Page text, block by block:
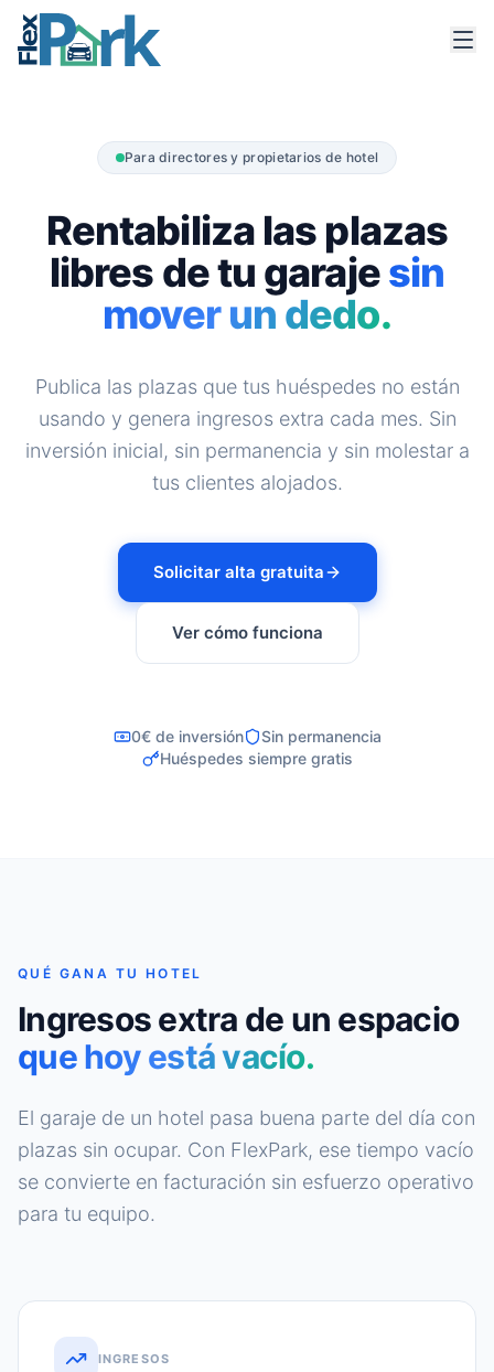
Para directores y propietarios de hotel
Rentabiliza las plazas
libres de tu garajesin
mover un dedo.
Publica las plazas que tus huéspedes no están
usando y genera ingresos extra cada mes. Sin
inversión inicial, sin permanencia y sin molestar a
tus clientes alojados.
Solicitar alta gratuita
Ver cómo funciona
0€ de inversión
Sin permanencia
Huéspedes siempre gratis
QUÉ GANA TU HOTEL
Ingresos extra de un espacio
que hoy está vacío.
El garaje de un hotel pasa buena parte del día con
plazas sin ocupar. Con FlexPark, ese tiempo vacío
se convierte en facturación sin esfuerzo operativo
para tu equipo.
INGRESOS